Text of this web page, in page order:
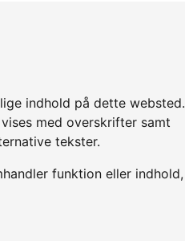
indhold på dette websted.
med overskrifter samt
tekster.
funktion eller indhold,